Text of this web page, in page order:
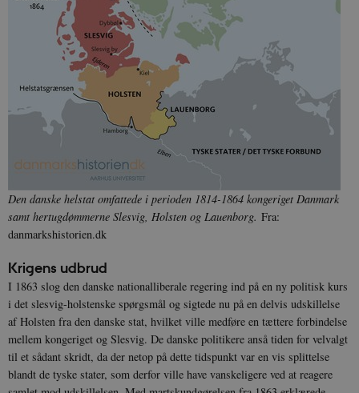
Den danske helstat omfattede i perioden 1814-1864 kongeriget Danmark
samt hertugdømmerne Slesvig, Holsten og Lauenborg. Fra:
danmarkshistorien.dk
Krigens udbrud
I 1863 slog den danske nationalliberale regering ind på en ny politisk kurs
i det slesvig-holstenske spørgsmål og sigtede nu på en delvis udskillelse
af Holsten fra den danske stat, hvilket ville medføre en tættere forbindelse
mellem kongeriget og Slesvig. De danske politikere anså tiden for velvalgt
til et sådant skridt, da der netop på dette tidspunkt var en vis splittelse
blandt de tyske stater, som derfor ville have vanskeligere ved at reagere